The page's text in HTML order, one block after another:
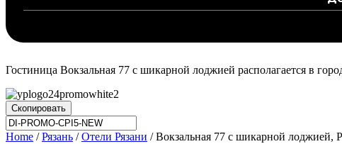
Гостиница Вокзальная 77 с шикарной лоджией располагается в
Скопировать
Home /Рязань /Отели Рязани / Вокзальная 77 с шикарной лоджией,